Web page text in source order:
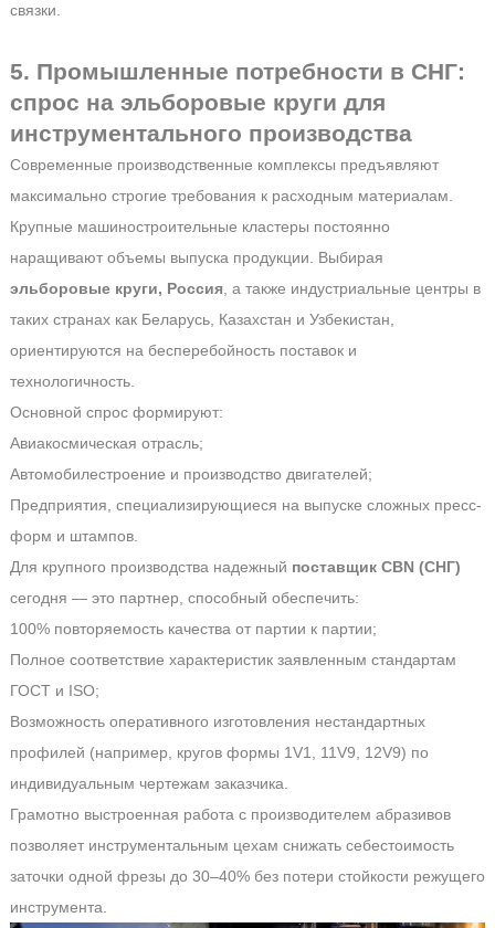
связки.
5. Промышленные потребности в СНГ:
спрос на эльборовые круги для
инструментального производства
Современные производственные комплексы предъявляют
максимально строгие требования к расходным материалам.
Крупные машиностроительные кластеры постоянно
наращивают объемы выпуска продукции. Выбирая
эльборовые круги, Россия, а также индустриальные центры в
таких странах как Беларусь, Казахстан и Узбекистан,
ориентируются на бесперебойность поставок и
технологичность.
Основной спрос формируют:
Авиакосмическая отрасль;
Автомобилестроение и производство двигателей;
Предприятия, специализирующиеся на выпуске сложных пресс-
форм и штампов.
Для крупного производства надежный поставщик CBN (СНГ)
сегодня — это партнер, способный обеспечить:
100% повторяемость качества от партии к партии;
Полное соответствие характеристик заявленным стандартам
ГОСТ и ISO;
Возможность оперативного изготовления нестандартных
профилей (например, кругов формы 1V1, 11V9, 12V9) по
индивидуальным чертежам заказчика.
Грамотно выстроенная работа с производителем абразивов
позволяет инструментальным цехам снижать себестоимость
заточки одной фрезы до 30–40% без потери стойкости режущего
инструмента.